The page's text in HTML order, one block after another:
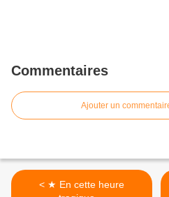
Commentaires
Ajouter un
< ★ En cette heure